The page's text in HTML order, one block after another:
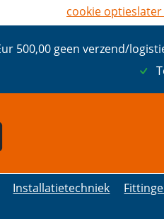
500,00 geen verzend/
Installatietechniek
cookie opties